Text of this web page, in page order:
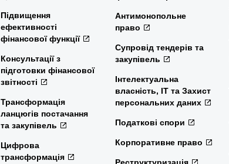
Підвищення
ефективності
фінансової функції
Консультації з
підготовки фінансової
звітності
Трансформація
ланцюгів постачання
та закупівель
Цифрова
трансформація
Антимонопольне
право
Супровід тендерів та
закупівель
Інтелектуальна
власність, ІТ та Захист
персональних даних
Податкові спори
Корпоративне право